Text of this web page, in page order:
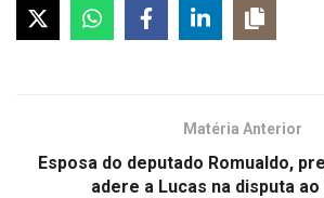
Matéria Anterior
Esposa do deputado Romualdo,
adere a Lucas na disputa